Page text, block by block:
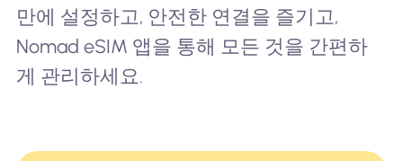
만에 설정하고, 안전한 연결을 즐기고,
Nomad eSIM 앱을 통해 모든 것을 간편하
게 관리하세요.